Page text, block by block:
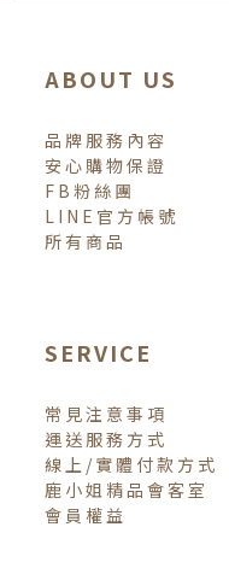
ABOUT US
品牌服務內容
安心購物保證
FB粉絲團
LINE官方帳號
所有商品
SERVICE
常見注意事項
運送服務方式
線上/實體付款方式
鹿小姐精品會客室
會員權益